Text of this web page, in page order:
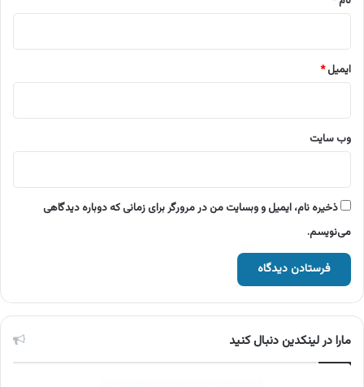
ایمیل*
وب‌ سایت
ذخیره نام، ایمیل و وبسایت من در مرورگر برای زمانی که دوباره دیدگاهی
می‌نویسم.
مارا در لینکدین دنبال کنید